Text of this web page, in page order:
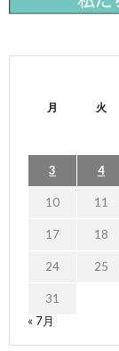
月 火
3 4
10 11
17 18
24 25
31
« 7月